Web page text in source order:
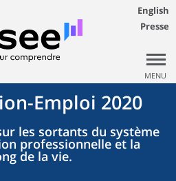
English
Presse
MENU
Emploi 2020
les sortants du système
professionnelle et la
de la vie.